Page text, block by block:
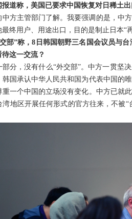
道称，美国已要求中国恢复对日稀土
方主管部门了解。我要强调的是，中
终用户、用途出口，目的是制止日本“
部”称，8日韩国朝野三名国会议员与
这一交流？
分，没有什么“外交部”。中方一贯坚
国承认中华人民共和国为代表中国的
一个中国的立场没有变化。中方已就
地区开展任何形式的官方往来，不被